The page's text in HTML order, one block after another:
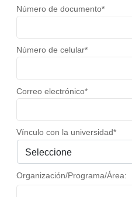
Número de documento*
Número de celular*
Correo electrónico*
Vínculo con la universidad*
Organización/Programa/Área: